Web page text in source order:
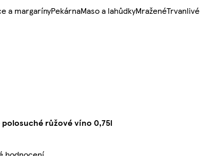
a margarínyPekárnaMaso a lahůdkyMraženéTrvanlivé
polosuché růžové víno 0,75l